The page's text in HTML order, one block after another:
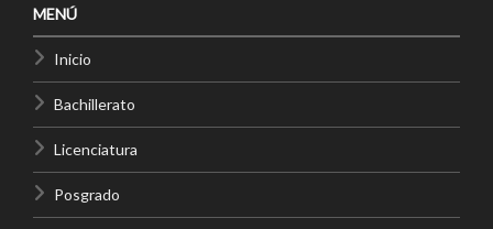
MENÚ
Inicio
Bachillerato
Licenciatura
Posgrado